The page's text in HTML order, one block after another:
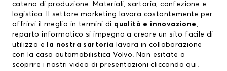
catena di produzione. Materiali, sartoria, confezione e
logistica. Il settore marketing lavora costantemente per
offrirvi il meglio in termini di qualità e innovazione,
reparto informatico si impegna a creare un sito facile di
utilizzo e
la nostra sartoria
lavora in collaborazione
con la casa automobilistica Volvo. Non esitate a
scoprire i nostri video di presentazioni cliccandoqui.